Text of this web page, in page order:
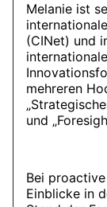
Melanie ist
(CINet) und
mehreren
und
Bei
Einblicke in